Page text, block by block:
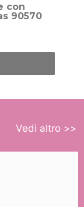
con
90570
Vedi altro >>